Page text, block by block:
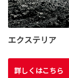
エクステリア
詳しくはこちら